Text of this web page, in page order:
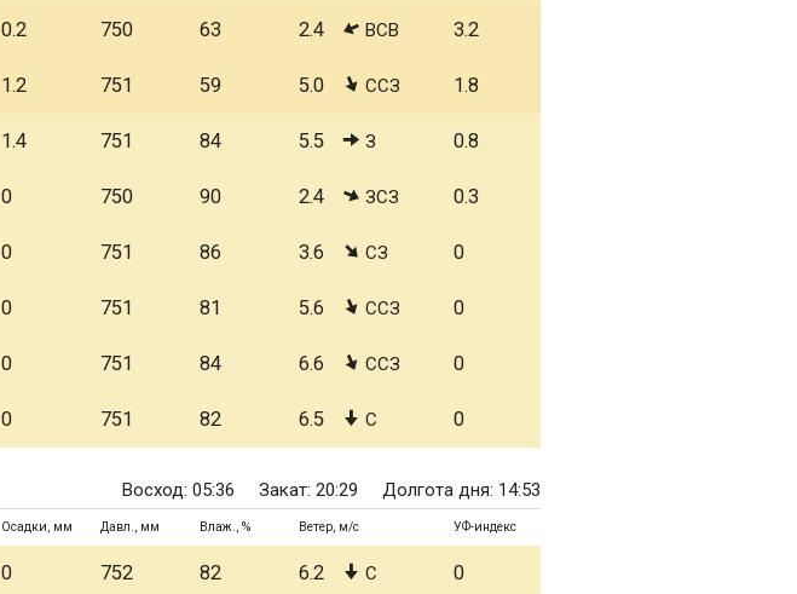
0.2 750 63 2.4 ВСВ 3.2
1.2 751 59 5.0 ССЗ 1.8
1.4 751 84 5.5 З 0.8
0 750 90 2.4 ЗСЗ 0.3
0 751 86 3.6 СЗ 0
0 751 81 5.6 ССЗ 0
0 751 84 6.6 ССЗ 0
0 751 82 6.5 С 0
Восход: 05:36 Закат: 20:29 Долгота дня: 14:53
Осадки, мм Давл., мм Влаж., % Ветер, м/с УФ-индекс
0 752 82 6.2 С 0